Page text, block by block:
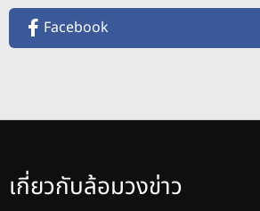
Facebook
เกี่ยวกับล้อมวงข่าว